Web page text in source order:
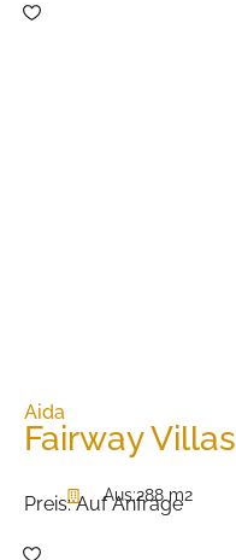
Aida
Fairway Villas
Aus:288 m2
Preis:Auf Anfrage